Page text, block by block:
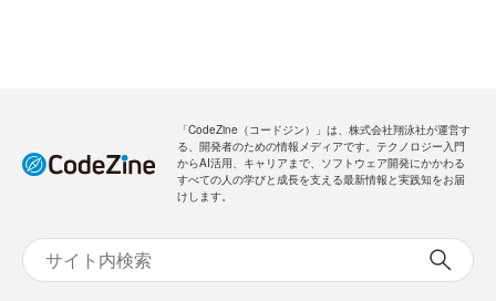
「CodeZine（コードジン）」は、株式会社翔泳社が運営す
る、開発者のための情報メディアです。テクノロジー入門
からAI活用、キャリアまで、ソフトウェア開発にかかわる
すべての人の学びと成長を支える最新情報と実践知をお届
けします。